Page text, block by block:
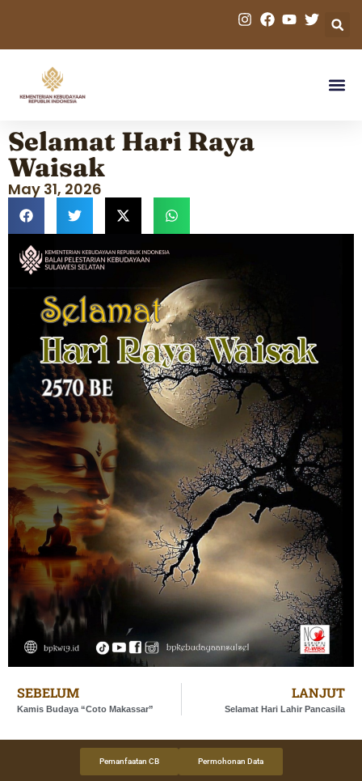
Selamat Hari Raya
Waisak
May 31, 2026
SEBELUM
Kamis Budaya “Coto Makassar”
LANJUT
Selamat Hari Lahir Pancasila
Pemanfaatan CB Permohonan Data